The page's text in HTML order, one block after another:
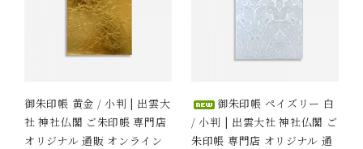
御朱印帳 黄金 / 小判 | 出雲大
社 神社仏閣 ご朱印帳 専門店
オリジナル 通販 オンライン
御朱印帳 ペイズリー 白
/ 小判 | 出雲大社 神社仏閣 ご
朱印帳 専門店 オリジナル 通